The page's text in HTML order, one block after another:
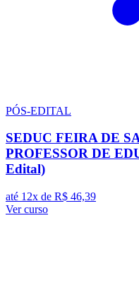
PÓS-EDITAL
SEDUC FEIRA DE
PROFESSOR DE
Edital)
até 12x de R$ 46,39
Ver curso